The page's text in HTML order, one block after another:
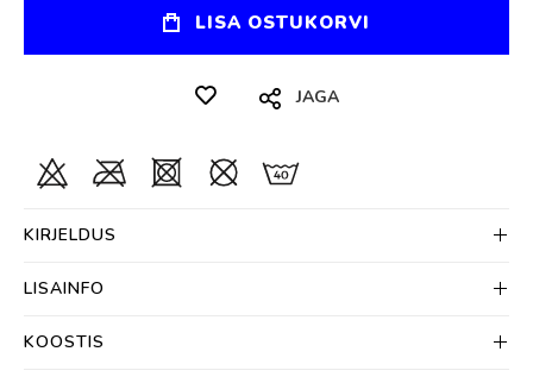
LISA OSTUKORVI
JAGA
KIRJELDUS
LISAINFO
KOOSTIS